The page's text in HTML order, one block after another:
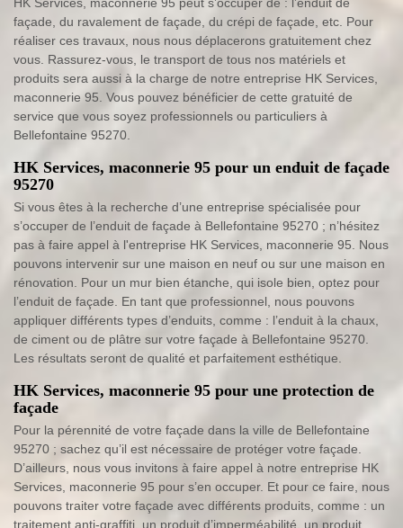
HK Services, maconnerie 95 peut s’occuper de : l’enduit de
façade, du ravalement de façade, du crépi de façade, etc. Pour
réaliser ces travaux, nous nous déplacerons gratuitement chez
vous. Rassurez-vous, le transport de tous nos matériels et
produits sera aussi à la charge de notre entreprise HK Services,
maconnerie 95. Vous pouvez bénéficier de cette gratuité de
service que vous soyez professionnels ou particuliers à
Bellefontaine 95270.
HK Services, maconnerie 95 pour un enduit de façade
95270
Si vous êtes à la recherche d’une entreprise spécialisée pour
s’occuper de l’enduit de façade à Bellefontaine 95270 ; n’hésitez
pas à faire appel à l'entreprise HK Services, maconnerie 95. Nous
pouvons intervenir sur une maison en neuf ou sur une maison en
rénovation. Pour un mur bien étanche, qui isole bien, optez pour
l’enduit de façade. En tant que professionnel, nous pouvons
appliquer différents types d’enduits, comme : l’enduit à la chaux,
de ciment ou de plâtre sur votre façade à Bellefontaine 95270.
Les résultats seront de qualité et parfaitement esthétique.
HK Services, maconnerie 95 pour une protection de
façade
Pour la pérennité de votre façade dans la ville de Bellefontaine
95270 ; sachez qu’il est nécessaire de protéger votre façade.
D’ailleurs, nous vous invitons à faire appel à notre entreprise HK
Services, maconnerie 95 pour s’en occuper. Et pour ce faire, nous
pouvons traiter votre façade avec différents produits, comme : un
traitement anti-graffiti, un produit d’imperméabilité, un produit